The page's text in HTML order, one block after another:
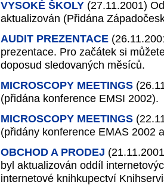
VYSOKÉ ŠKOLY (27.11.2001)
aktualizován (Přidána
AUDIT PREZENTACE
prezentace. Pro začátek si
doposud sledovaných měsíců.
MICROSCOPY MEETINGS
(přidána konference EMSI 2002).
MICROSCOPY MEETINGS
(přidány konference EMAS 2002
OBCHOD A PRODEJ
byl aktualizován oddíl
internetové knihkupectví